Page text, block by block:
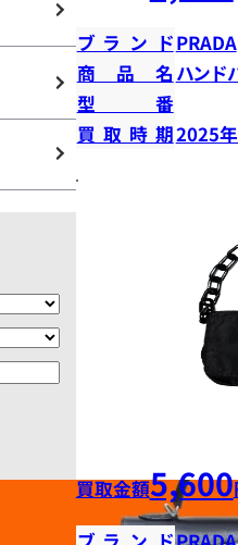
ブランドPRADA
商品名 ハンド
型番
買取時期2025
買取金額5,600